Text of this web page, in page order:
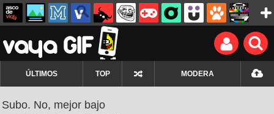
ÚLTIMOS TOP MODERA
Subo. No, mejor bajo